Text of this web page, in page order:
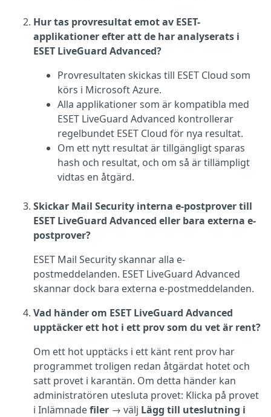
Hur tas provresultat emot av ESET-
applikationer efter att de har analyserats i
ESET LiveGuard Advanced?
Provresultaten skickas till ESET Cloud som
körs i Microsoft Azure.
Alla applikationer som är kompatibla med
ESET LiveGuard Advanced kontrollerar
regelbundet ESET Cloud för nya resultat.
Om ett nytt resultat är tillgängligt sparas
hash och resultat, och om så är tillämpligt
vidtas en åtgärd.
Skickar Mail Security interna e-postprover till
ESET LiveGuard Advanced eller bara externa e-
postprover?
ESET Mail Security skannar alla e-
postmeddelanden. ESET LiveGuard Advanced
skannar dock bara externa e-postmeddelanden.
Vad händer om ESET LiveGuard Advanced
upptäcker ett hot i ett prov som du vet är rent?
Om ett hot upptäcks i ett känt rent prov har
programmet troligen redan åtgärdat hotet och
satt provet i karantän. Om detta händer kan
administratören utesluta provet: Klicka på provet
i Inlämnadefiler → välj Lägg till uteslutning i